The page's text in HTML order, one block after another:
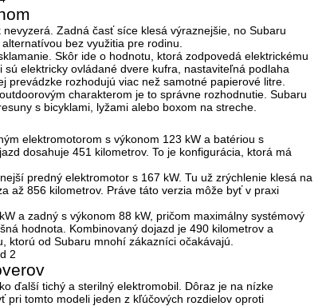
Zadná časť síce klesá výraznejšie, no Subaru
bez využitia pre rodinu.
Skôr ide o hodnotu, ktorá zodpovedá elektrickému
sú elektricky ovládané dvere kufra , nastaviteľná podlaha
rozhodujú viac než samotné papierové litre.
charakterom je to správne rozhodnutie. Subaru
s bicyklami, lyžami alebo boxom na streche.
elektromotorom s výkonom 123 kW a batériou s
dosahuje 451 kilometrov. To je konfigurácia, ktorá má
predný elektromotor s 167 kW. Tu už zrýchlenie klesá na
až 856 kilometrov. Práve táto verzia môže byť v praxi
a zadný s výkonom 88 kW, pričom maximálny systémový
hodnota. Kombinovaný dojazd je 490 kilometrov a
ktorú od Subaru mnohí zákazníci očakávajú.
ďalší tichý a sterilný elektromobil. Dôraz je na nízke
pri tomto modeli jeden z kľúčových rozdielov oproti